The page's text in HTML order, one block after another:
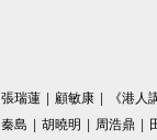
張瑞蓮 顧敏康 《港人
秦島 胡曉明 周浩鼎